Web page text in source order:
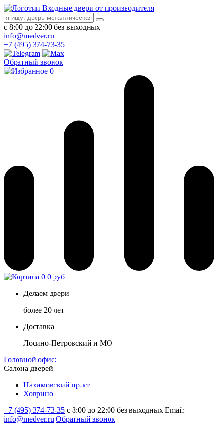
Входные двери от производителя
с 8:00 до 22:00 без выходных
info@medver.ru
+7 (495) 374-73-35
Обратный звонок
0
0 0 руб
Делаем двери
более 20 лет
Доставка
Лосино-Петровский и МО
Головной офис:
Салона дверей:
Нахимовский пр-кт
Ховрино
+7 (495) 374-73-35 с 8:00 до 22:00 без выходных Email:
info@medver.ru Обратный звонок